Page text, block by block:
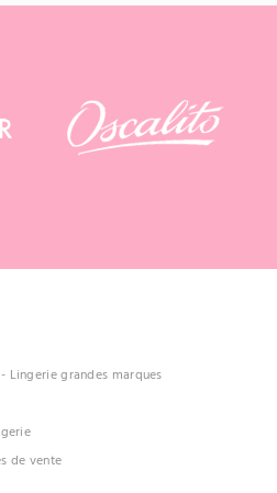
Lingerie grandes marques
de vente